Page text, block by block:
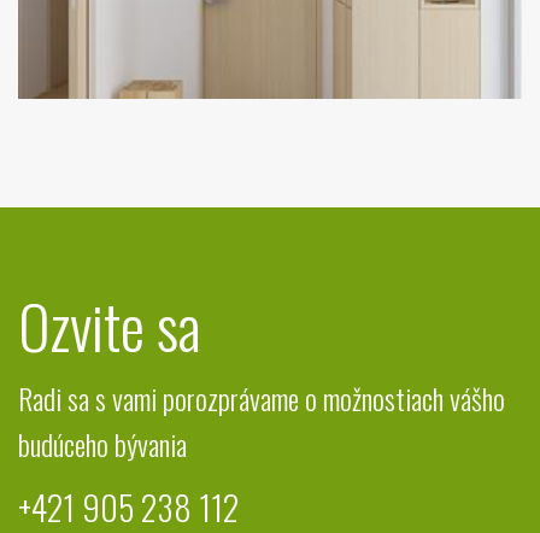
Ozvite sa
Radi sa s vami porozprávame o možnostiach vášho
budúceho bývania
+421 905 238 112